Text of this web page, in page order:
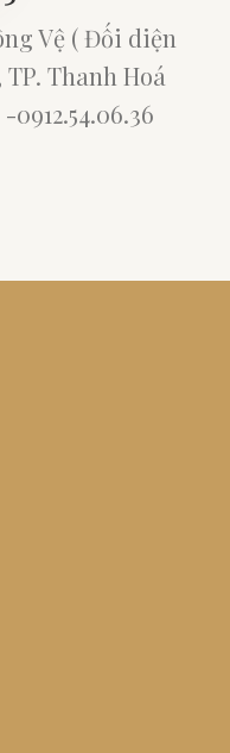
Vệ ( Đối diện
TP. Thanh Hoá
0912.54.06.36